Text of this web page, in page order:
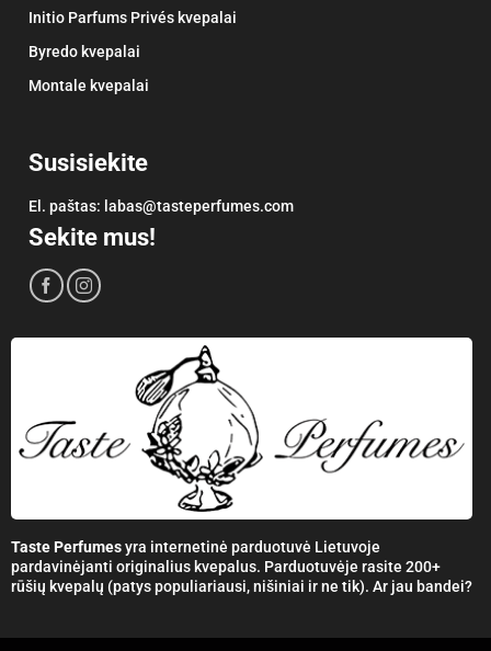
Initio Parfums Privés kvepalai
Byredo kvepalai
Montale kvepalai
Susisiekite
El. paštas: labas@tasteperfumes.com
Sekite mus!
Taste Perfumesyra internetinė parduotuvė Lietuvoje
pardavinėjanti originalius kvepalus. Parduotuvėje rasite 200+
rūšių kvepalų (patys populiariausi, nišiniai ir ne tik). Ar jau bandei?